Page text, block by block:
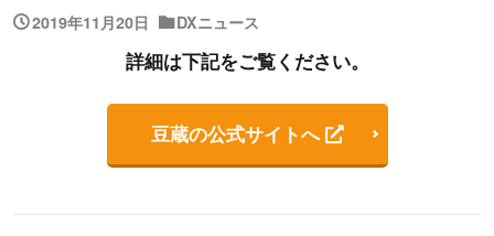
2019年11月20日 DXニュース
詳細は下記をご覧ください。
豆蔵の公式サイトへ